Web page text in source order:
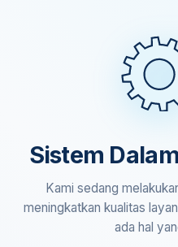
Sistem
Kami sedang
meningkatkan kualitas
ada hal